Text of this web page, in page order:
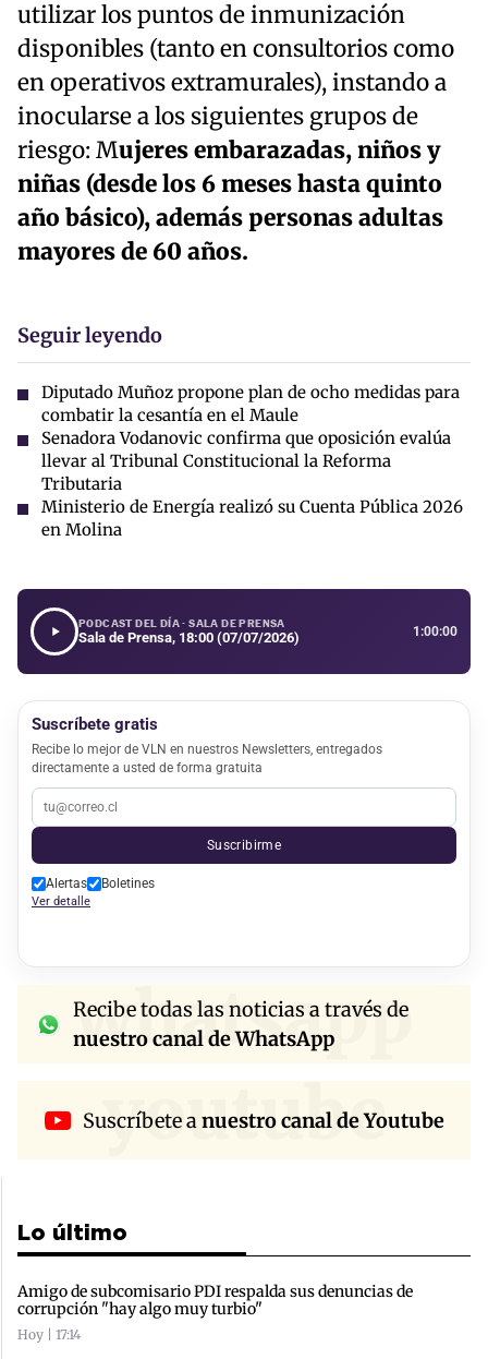
utilizar los puntos de inmunización
disponibles (tanto en consultorios como
en operativos extramurales), instando a
inocularse a los siguientes grupos de
riesgo: Mujeres embarazadas, niños y
niñas (desde los 6 meses hasta quinto
año básico), además personas adultas
mayores de 60 años.
Seguir leyendo
Diputado Muñoz propone plan de ocho medidas para
combatir la cesantía en el Maule
Senadora Vodanovic confirma que oposición evalúa
llevar al Tribunal Constitucional la Reforma
Tributaria
Ministerio de Energía realizó su Cuenta Pública 2026
en Molina
PODCAST DEL DÍA · SALA DE PRENSA
Sala de Prensa, 18:00 (07/07/2026) 1:00:00
Suscríbete gratis
Recibe lo mejor de VLN en nuestros Newsletters, entregados
directamente a usted de forma gratuita
Suscribirme
Alertas Boletines
Ver detalle
whatsapp
Recibe todas las noticias a través de
nuestro canal de WhatsApp
youtube
Suscríbete anuestro canal de Youtube
Lo último
Amigo de subcomisario PDI respalda sus denuncias de
corrupción "hay algo muy turbio"
Hoy | 17:14